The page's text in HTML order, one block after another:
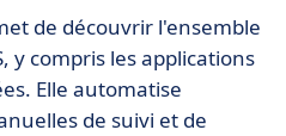
de découvrir l'ensemble
y compris les applications
Elle automatise
de suivi et de